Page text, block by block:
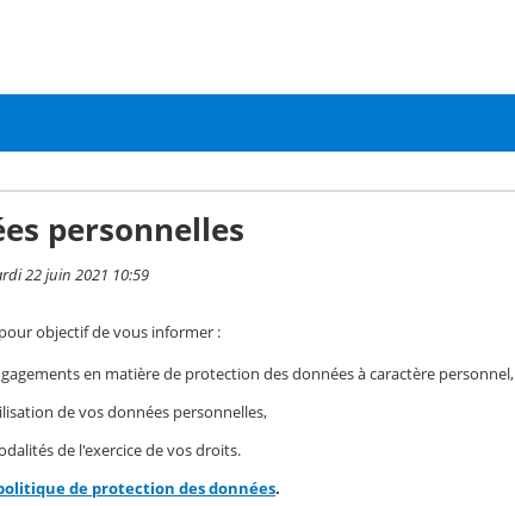
personnelles
22 juin 2021 10:59
objectif de vous informer :
en matière de protection des données à caractère personnel,
de vos données personnelles,
de l'exercice de vos droits.
de protection des données.